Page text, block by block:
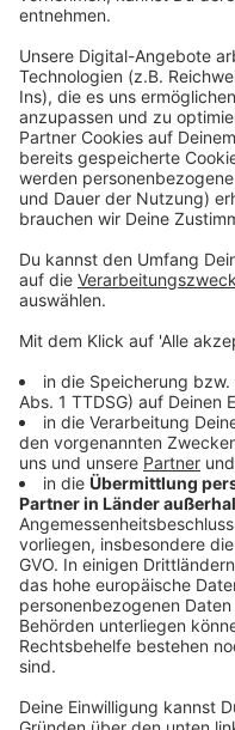
zwischen dem 30.
Reisende begrüßt
Im Vergleich zu 2021
Prozent höher.
Flughafen-
sich über das hohe
ein: "Aufgrund der
Gesamtsituation kann
den Verkehrsspitzen
abfliegt, muss sich wie
einstellen, früh am
auch sicher zu
würden garantiert, bei
"Peakzeiten" die
Anzeige
Das sagt der
Anzeige
Am Köln/Bonn Airport